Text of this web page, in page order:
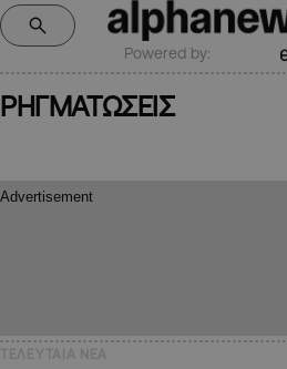
Powered by:
ΡΗΓΜΑΤΩΣΕΙΣ